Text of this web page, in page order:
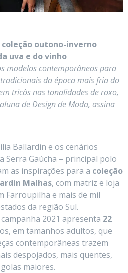
outono-inverno
uva e do vinho
modelos contemporâneos para
da época mais fria do
tricôs nas tonalidades de roxo,
de Design de Moda, assina
Ballardin e os cenários
Serra Gaúcha – principal polo
as inspirações para a coleção
Malhas, com matriz e loja
Farroupilha e mais de mil
da região Sul.
campanha 2021 apresenta 22
em tamanhos adultos, que
contemporâneas trazem
despojados, mais quentes,
golas maiores.